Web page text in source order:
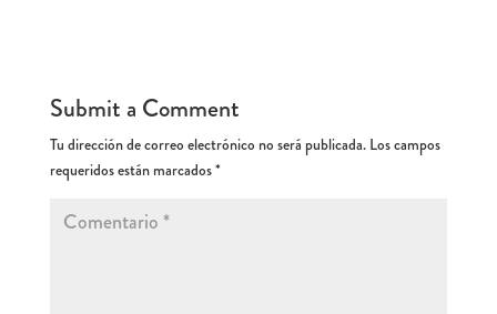
Submit a Comment
Tu dirección de correo electrónico no será publicada. Los campos
requeridos están marcados*